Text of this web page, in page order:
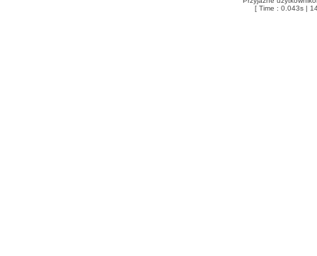
[ Time : 0.043s |